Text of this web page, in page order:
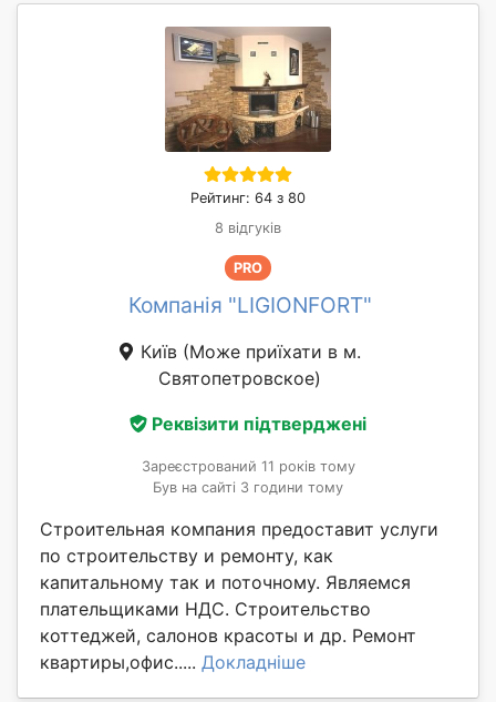
Рейтинг: 64 з 80
8 відгуків
PRO
Компанія "LIGIONFORT"
Київ (Може приїхати в м.
Святопетровское)
Реквізити підтверджені
Зареєстрований 11 років тому
Був на сайті 3 години тому
Строительная компания предоставит услуги
по строительству и ремонту, как
капитальному так и поточному. Являемся
плательщиками НДС. Строительство
коттеджей, салонов красоты и др. Ремонт
квартиры,офис..... Докладніше